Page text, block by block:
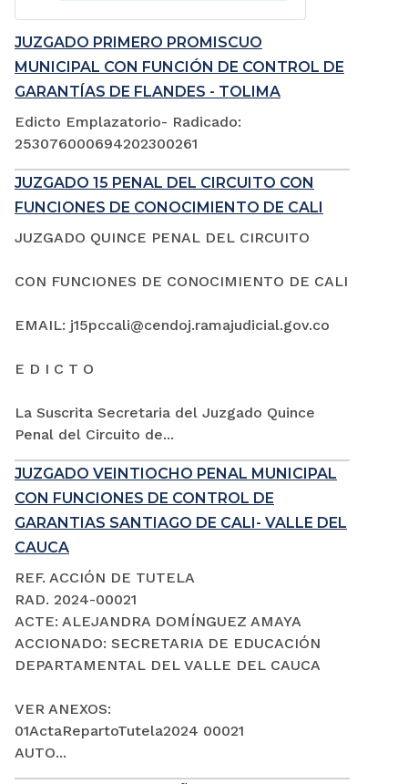
JUZGADO PRIMERO PROMISCUO
MUNICIPAL CON FUNCIÓN DE CONTROL DE
GARANTÍAS DE FLANDES - TOLIMA
Edicto Emplazatorio- Radicado:
253076000694202300261
JUZGADO 15 PENAL DEL CIRCUITO CON
FUNCIONES DE CONOCIMIENTO DE CALI
JUZGADO QUINCE PENAL DEL CIRCUITO
CON FUNCIONES DE CONOCIMIENTO DE CALI
EMAIL: j15pccali@cendoj.ramajudicial.gov.co
E D I C T O
La Suscrita Secretaria del Juzgado Quince
Penal del Circuito de...
JUZGADO VEINTIOCHO PENAL MUNICIPAL
CON FUNCIONES DE CONTROL DE
GARANTIAS SANTIAGO DE CALI- VALLE DEL
CAUCA
REF. ACCIÓN DE TUTELA
RAD. 2024-00021
ACTE: ALEJANDRA DOMÍNGUEZ AMAYA
ACCIONADO: SECRETARIA DE EDUCACIÓN
DEPARTAMENTAL DEL VALLE DEL CAUCA
VER ANEXOS:
01ActaRepartoTutela2024 00021
AUTO...